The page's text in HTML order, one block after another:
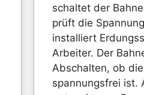
schaltet der
prüft die
installiert
Arbeiter. Der
Abschalten, ob
spannungsfrei ist.